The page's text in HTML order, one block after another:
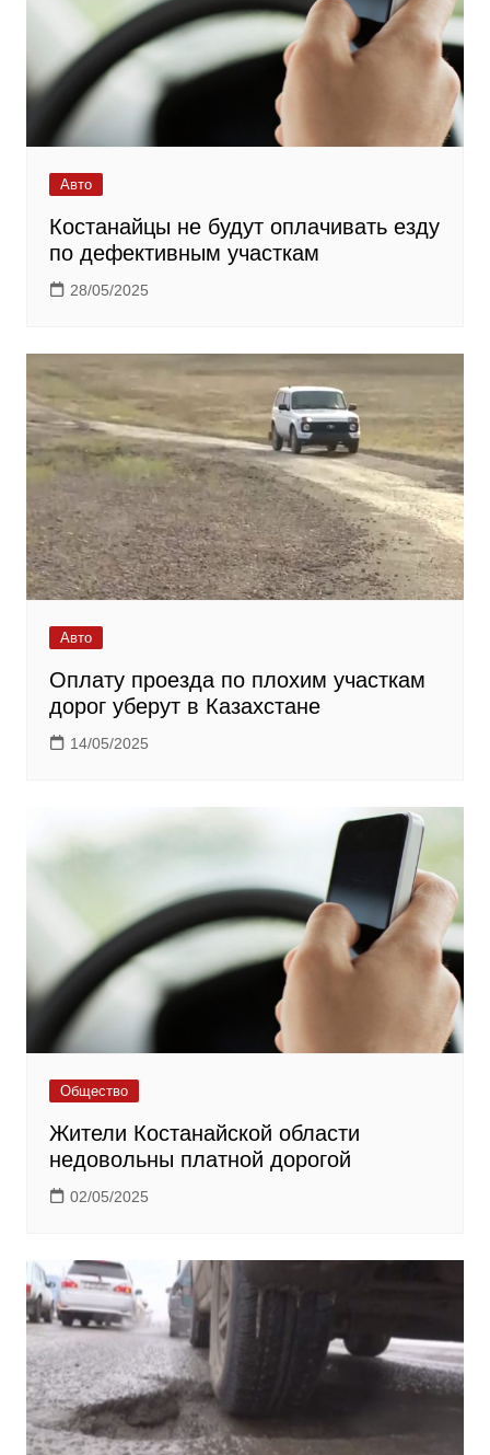
Авто
Костанайцы не будут оплачивать езду
по дефективным участкам
28/05/2025
Авто
Оплату проезда по плохим участкам
дорог уберут в Казахстане
14/05/2025
Общество
Жители Костанайской области
недовольны платной дорогой
02/05/2025